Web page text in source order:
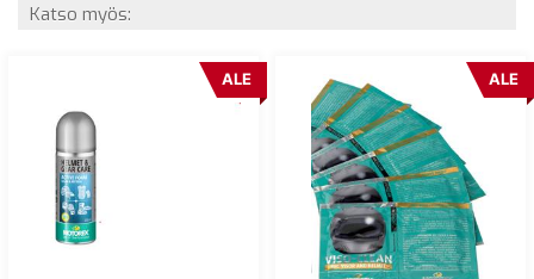
Katso myös:
ALE ALE